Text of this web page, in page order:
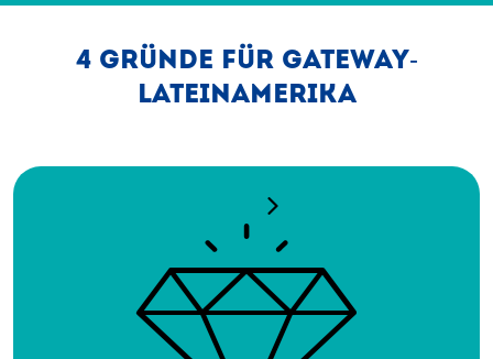
4 GRÜNDE FÜR GATEWAY-
LATEINAMERIKA